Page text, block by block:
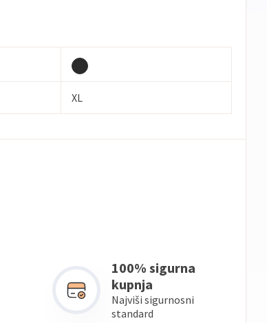
XL
100% sigurna
kupnja
Najviši sigurnosni
standard